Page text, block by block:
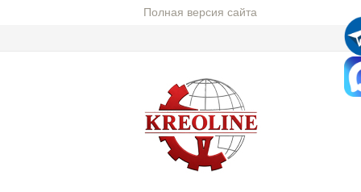
Полная версия сайта